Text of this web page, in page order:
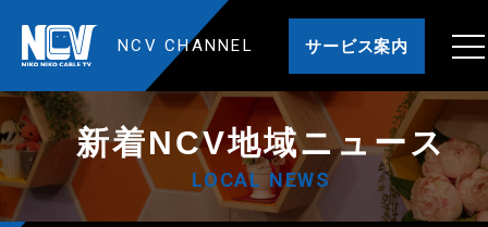
NCV CHANNEL サービス案内
新着NCV地域ニュース
LOCAL NEWS